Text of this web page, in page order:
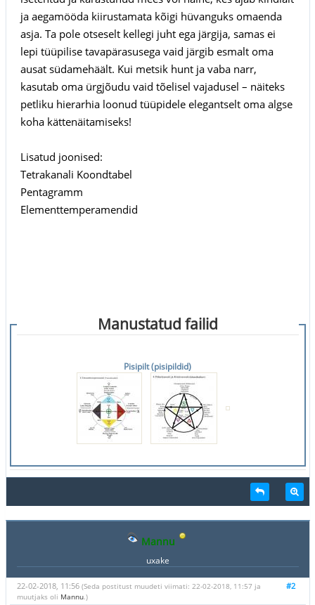
ja aegamööda kiirustamata kõigi hüvanguks omaenda
asja. Ta pole otseselt kellegi juht ega järgija, samas ei
lepi tüüpilise tavapärasusega vaid järgib esmalt oma
ausat südamehäält. Kui metsik hunt ja vaba narr,
kasutab oma ürgjõudu vaid tõelisel vajadusel – näiteks
petliku hierarhia loonud tüüpidele elegantselt oma algse
koha kättenäitamiseks!
Lisatud joonised:
Tetrakanali Koondtabel
Pentagramm
Elementtemperamendid
Manustatud failid
Pisipilt (pisipildid)
Mannu
uxake
#2
22-02-2018, 11:56 (Seda postitust muudeti viimati: 22-02-2018, 11:57 ja
muutjaks oli Mannu.)